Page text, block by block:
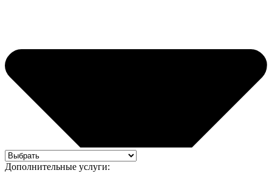
Дополнительные услуги: